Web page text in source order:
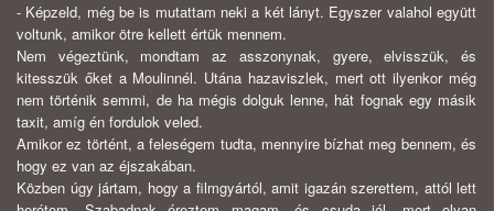
- Képzeld, még be is mutattam neki a két lányt. Egyszer valahol együtt
voltunk, amikor ötre kellett értük mennem.
Nem végeztünk, mondtam az asszonynak, gyere, elvisszük, és
kitesszük őket a Moulinnél. Utána hazaviszlek, mert ott ilyenkor még
nem történik semmi, de ha mégis dolguk lenne, hát fognak egy másik
taxit, amíg én fordulok veled.
Amikor ez történt, a feleségem tudta, mennyire bízhat meg bennem, és
hogy ez van az éjszakában.
Közben úgy jártam, hogy a filmgyártól, amit igazán szerettem, attól lett